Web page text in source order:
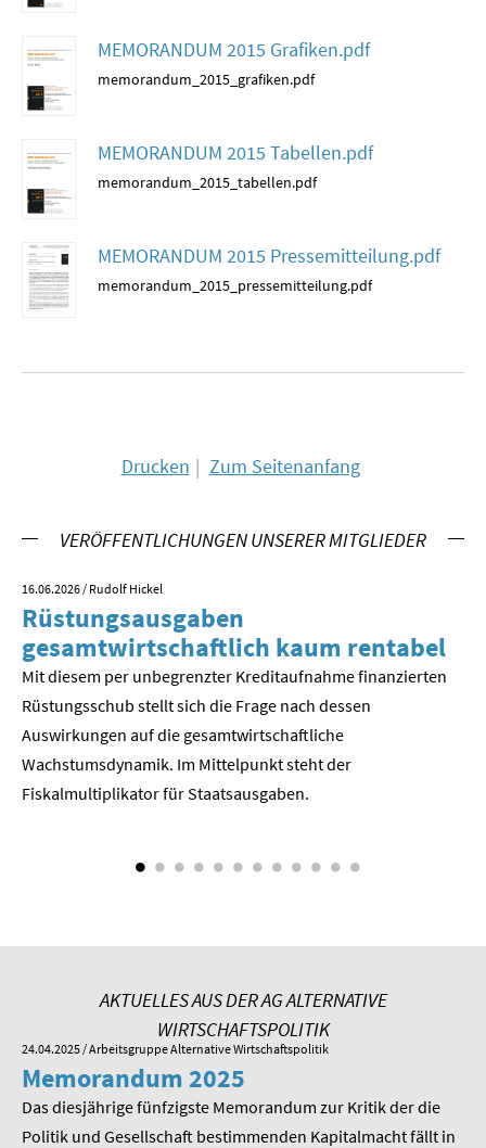
MEMORANDUM 2015 Grafiken.pdf
memorandum_2015_grafiken.pdf
MEMORANDUM 2015 Tabellen.pdf
memorandum_2015_tabellen.pdf
MEMORANDUM 2015 Pressemitteilung.pdf
memorandum_2015_pressemitteilung.pdf
Drucken Zum Seitenanfang
VERÖFFENTLICHUNGEN UNSERER MITGLIEDER
16.06.2026 / Rudolf Hickel
Rüstungsausgaben
gesamtwirtschaftlich kaum rentabel
Mit diesem per unbegrenzter Kreditaufnahme finanzierten
Rüstungsschub stellt sich die Frage nach dessen
Auswirkungen auf die gesamtwirtschaftli­che
Wachstumsdynamik. Im Mittelpunkt steht der
Fiskalmultiplikator für Staatsausgaben.
AKTUELLES AUS DER AG ALTERNATIVE
WIRTSCHAFTSPOLITIK
24.04.2025 / Arbeitsgruppe Alternative Wirtschaftspolitik
Memorandum 2025
Das diesjährige fünfzigste Memorandum zur Kritik der die
Politik und Gesellschaft bestimmenden Kapitalmacht fällt in